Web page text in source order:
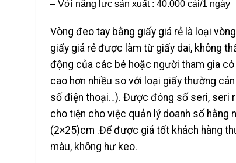
– Với năng lực sản xuất : 40.000 cái/1 ngày
Vòng đeo tay bằng giấy giá rẻ là loại
giấy giá rẻ được làm từ giấy dai, không
động của các bé hoặc người tham gia
cao hơn nhiều so với loại giấy thường
số điện thoại…). Được đóng số seri, seri
cho tiện cho việc quản lý doanh số hằng
(2×25)cm .Để được giá tốt khách hàng
màu, không hư keo.